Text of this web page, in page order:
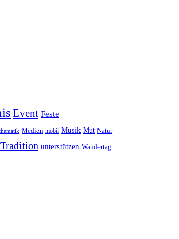
Event Feste
Medien mobil Musik Mut Natur
Tradition unterstützen Wandertag